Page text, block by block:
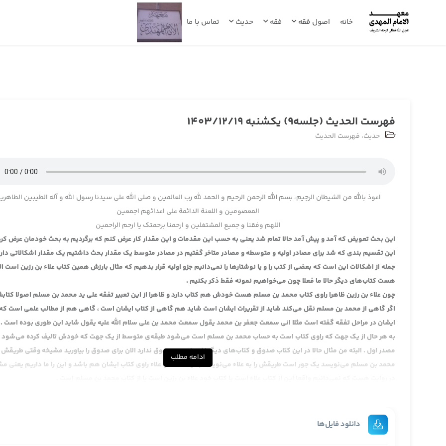
خانه اصول فقه فقه حدیث تماس با ما
فهرست الحدیث (جلسه9) یکشنبه 1403/12/19
حدیث، فهرست الحدیث
اعوذ بالله من الشیطان الرجیم، بسم الله الرحمن الرحیم و الحمد لله رب العالمین و صلی الله علی سیدنا رسول الله و آله الطیبین
المعصومین و اللعنة الدائمة علی اعدائهم اجمعین
اللهم وفقنا و جمیع المشتغلین و ارحمنا برحمتک یا ارحم الراحمین
این بحث تعویض که آمد و پیش آمد حالا تمام شد یعنی به حسب این مقدمات و این مقدار کار عرض کنم که برگردیم به بحث خودمان عرض
این تقسیم بندی که شد برای مصادر اولیه و متوسطه و مصادر متاخر گفتیم در مصادر متوسط یک مقدار بحث داشتیم یک مقدار اشکالاتی
جمله از اشکالات این است که بعضی از کتب را و یا نوشتارها را نمی‌دانیم جزو اولیه قرار بدهیم که مثال بارزش همین کتاب علاء بن رزین است
هست کتاب‌های دیگر حالا ما فعلا چون می‌خواهیم نمونه فقط ذکر بکنیم .
چون علاء بن رزین ظاهرا راوی کتاب محمد بن مسلم هست خودش هم کتاب دارد و ظاهرا از این تعبیر تفقه علی ید محمد بن مسلم اصولا
اگر گاهی از محمد بن مسلم نقل می‌کند شاید از تقریرات ایشان است شاید هم گاهی از کتاب ایشان است ، گاهی هم از مطالب علمی است که
ایشان در مراحل تفقه گفته است مثلا انی سمعت جعفر بن محمد یقول سمعت محمد بن علی سلام الله علیه یقول شاید این طوری بوده است .
به هر حال از یک جهت که راوی کتاب است به حساب محمد بن مسلم است می‌شود طبقه‌ی متوسط از یک جهت که خودش تالیف کرده می‌شود
مصدر اول . البته من مثال حالا در این کتاب صدوق و کتاب‌های دیگر اختصاص به صدوق ندارد الان برای صدوق را بیاورید مشیخه وقتی طریقش
محمد بن مسلم می‌نویسد یک جور است طریقش را به علاء می‌نویسد با اینکه ظاهرا علاء راوی کتاب ایشان هم باشد و این را ما داریم یعنی
تبعات اولیه و ثانویه متوسطه و متاخره جمع آوری کنیم مثل کتاب علاء بن رزین را نمی‌دانیم در طبقه‌ی اول قرار بدهیم یا در طبقه‌ی وسطی و
هستیم برای ، چون این مباحثی را که ما در فهرست مطرح می‌کنیم خوب آقایان برایشان تصویرش مشکل است اختلاف نسخ و اینها چطوری
ادامه مطلب
دانلود فایل‌ها